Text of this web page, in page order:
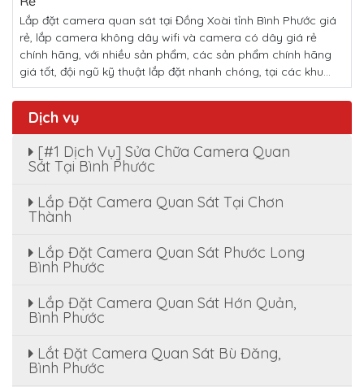
Lắp đặt camera quan sát tại Đồng Xoài tỉnh Bình Phước giá
rẻ, lắp camera không dây wifi và camera có dây giá rẻ
chính hãng, với nhiều sản phẩm, các sản phẩm chính hãng
giá tốt, đội ngũ kỹ thuật lắp đặt nhanh chóng, tại các khu...
Dịch vụ
[#1 Dịch Vụ] Sửa Chữa Camera Quan
Sát Tại Bình Phước
Lắp Đặt Camera Quan Sát Tại Chơn
Thành
Lắp Đặt Camera Quan Sát Phước Long
Bình Phước
Lắp Đặt Camera Quan Sát Hớn Quản,
Bình Phước
Lắt Đặt Camera Quan Sát Bù Đăng,
Bình Phước